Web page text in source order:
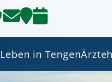
Leben in Tengen